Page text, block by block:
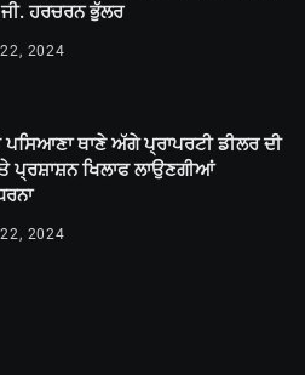
ਹਰਚਰਨ ਭੁੱਲਰ
22, 2024
ਥਾਣੇ ਅੱਗੇ ਪ੍ਰਾਪਰਟੀ ਡੀਲਰ ਦੀ
ਪ੍ਰਸ਼ਾਸ਼ਨ ਖਿਲਾਫ ਲਾਉਣਗੀਆਂ
2024